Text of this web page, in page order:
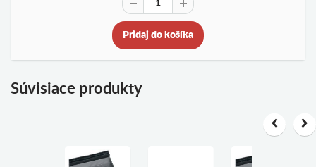
Pridaj do košíka
Súvisiace produkty